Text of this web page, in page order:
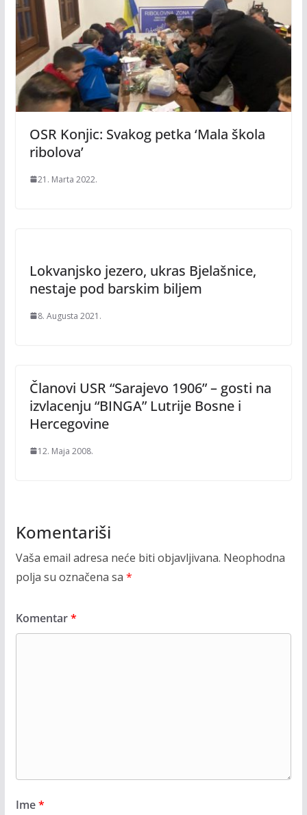
OSR Konjic: Svakog petka ‘Mala škola
ribolova’
21. Marta 2022.
Lokvanjsko jezero, ukras Bjelašnice,
nestaje pod barskim biljem
8. Augusta 2021.
Članovi USR “Sarajevo 1906” – gosti na
izvlacenju “BINGA” Lutrije Bosne i
Hercegovine
12. Maja 2008.
Komentariši
Vaša email adresa neće biti objavljivana. Neophodna
polja su označena sa *
Komentar*
Ime*